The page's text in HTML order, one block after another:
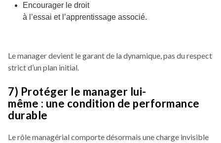
Encourager le droit
à l’essai et l’apprentissage associé.
Le manager devient le garant de la dynamique, pas du respect
strict d’un plan initial.
7) Protéger le manager lui-
même : une condition de performance
durable
Le rôle managérial comporte désormais une charge invisible